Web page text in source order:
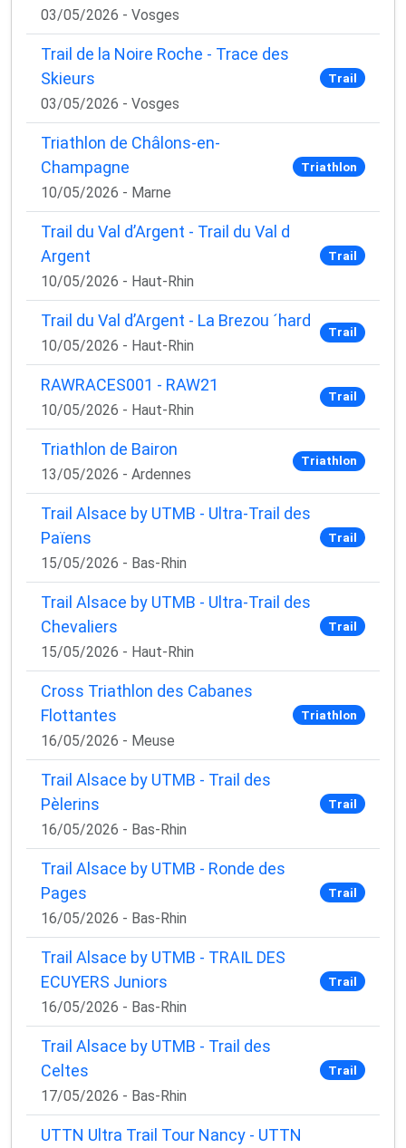
03/05/2026 - Vosges
Trail de la Noire Roche - Trace des
Skieurs
03/05/2026 - Vosges
Trail
Triathlon de Châlons-en-
Champagne
10/05/2026 - Marne
Triathlon
Trail du Val d’Argent - Trail du Val d
Argent
10/05/2026 - Haut-Rhin
Trail
Trail du Val d’Argent - La Brezou ´hard
10/05/2026 - Haut-Rhin
Trail
RAWRACES001 - RAW21
10/05/2026 - Haut-Rhin
Trail
Triathlon de Bairon
13/05/2026 - Ardennes
Triathlon
Trail Alsace by UTMB - Ultra-Trail des
Païens
15/05/2026 - Bas-Rhin
Trail
Trail Alsace by UTMB - Ultra-Trail des
Chevaliers
15/05/2026 - Haut-Rhin
Trail
Cross Triathlon des Cabanes
Flottantes
16/05/2026 - Meuse
Triathlon
Trail Alsace by UTMB - Trail des
Pèlerins
16/05/2026 - Bas-Rhin
Trail
Trail Alsace by UTMB - Ronde des
Pages
16/05/2026 - Bas-Rhin
Trail
Trail Alsace by UTMB - TRAIL DES
ECUYERS Juniors
16/05/2026 - Bas-Rhin
Trail
Trail Alsace by UTMB - Trail des
Celtes
17/05/2026 - Bas-Rhin
Trail
UTTN Ultra Trail Tour Nancy - UTTN